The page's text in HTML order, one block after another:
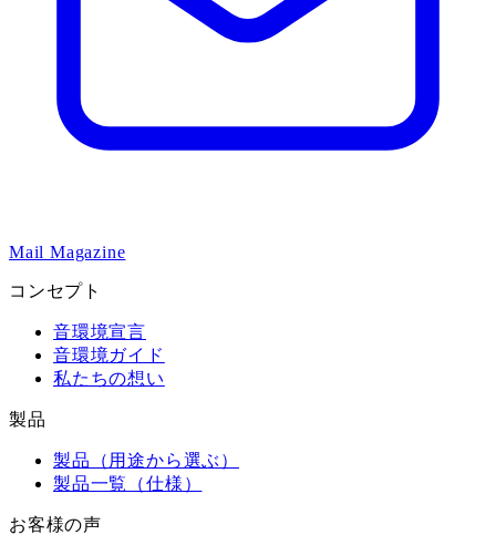
Mail Magazine
コンセプト
音環境宣言
音環境ガイド
私たちの想い
製品
製品（用途から選ぶ）
製品一覧（仕様）
お客様の声